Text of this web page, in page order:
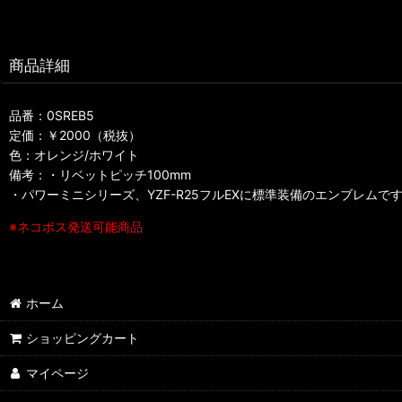
商品詳細
品番：0SREB5
定価：￥2000（税抜）
色：オレンジ/ホワイト
備考：・リベットピッチ100mm
・パワーミニシリーズ、YZF-R25フルEXに標準装備のエンブレムで
※ネコポス発送可能商品
ホーム
ショッピングカート
マイページ